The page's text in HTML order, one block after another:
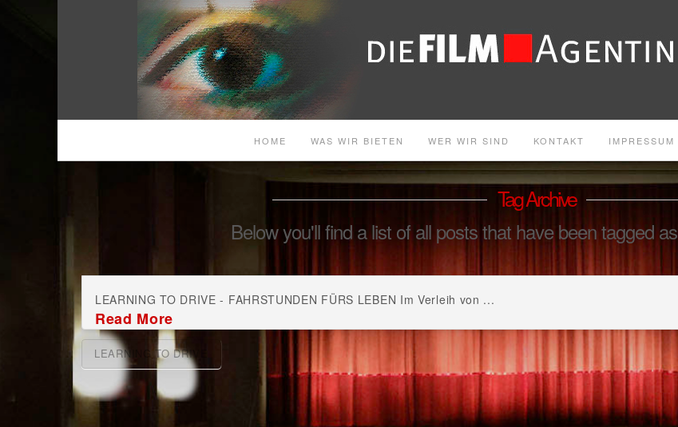
HOME WAS WIR BIETEN WER WIR SIND KONTAKT IMPRESSUM
Tag Archive
Below you'll find a list of all posts that have been tagged as
LEARNING TO DRIVE - FAHRSTUNDEN FÜRS LEBEN Im Verleih von ...
Read More
LEARNING TO DRIVE